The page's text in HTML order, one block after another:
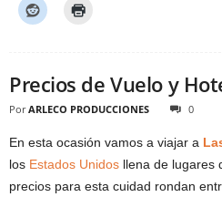
Precios de Vuelo y
Por ARLECO PRODUCCIONES 0
En esta ocasión vamos a viajar a
los Estados Unidos llena de lugares
precios para esta cuidad rondan